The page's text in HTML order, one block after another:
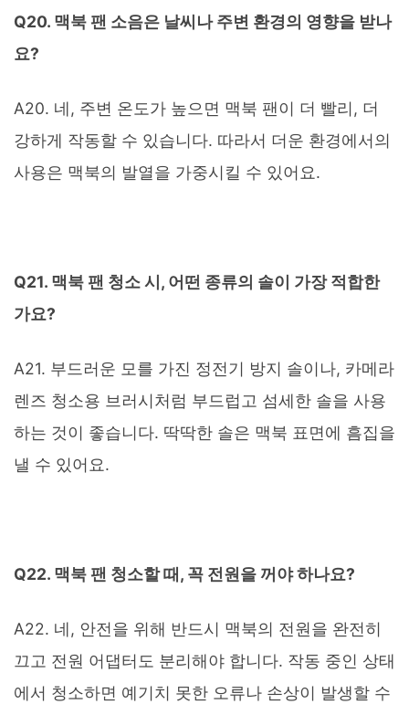
Q20. 맥북 팬 소음은 날씨나 주변 환경의 영향을 받나
요?
A20. 네, 주변 온도가 높으면 맥북 팬이 더 빨리, 더
강하게 작동할 수 있습니다. 따라서 더운 환경에서의
사용은 맥북의 발열을 가중시킬 수 있어요.
Q21. 맥북 팬 청소 시, 어떤 종류의 솔이 가장 적합한
가요?
A21. 부드러운 모를 가진 정전기 방지 솔이나, 카메라
렌즈 청소용 브러시처럼 부드럽고 섬세한 솔을 사용
하는 것이 좋습니다. 딱딱한 솔은 맥북 표면에 흠집을
낼 수 있어요.
Q22. 맥북 팬 청소할 때, 꼭 전원을 꺼야 하나요?
A22. 네, 안전을 위해 반드시 맥북의 전원을 완전히
끄고 전원 어댑터도 분리해야 합니다. 작동 중인 상태
에서 청소하면 예기치 못한 오류나 손상이 발생할 수